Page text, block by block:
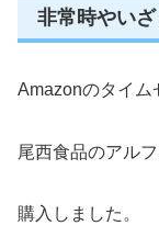
非常時やい
Amazonのタイム
尾西食品のアル
購入しました。